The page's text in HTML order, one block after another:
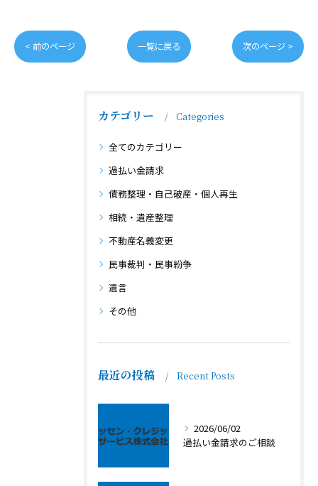
< 前のページ 一覧に戻る 次のページ >
カテゴリー Categories
全てのカテゴリー
過払い金請求
債務整理・自己破産・個人再生
相続・遺産整理
不動産名義変更
民事裁判・民事紛争
遺言
その他
最近の投稿 Recent Posts
2026/06/02
過払い金請求のご相談